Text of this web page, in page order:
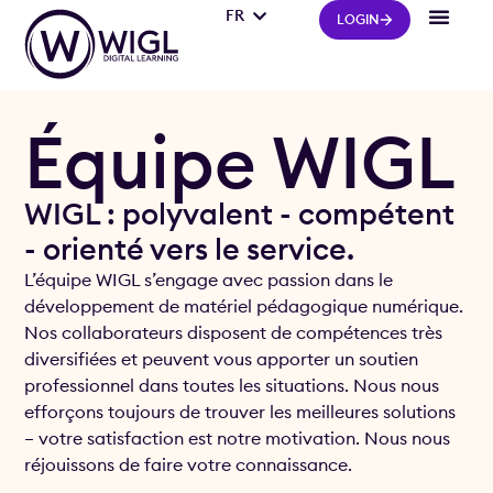
LOGIN
FR
IT
Équipe WIGL
WIGL : polyvalent - compétent
- orienté vers le service.
L’équipe WIGL s’engage avec passion dans le
développement de matériel pédagogique numérique.
Nos collaborateurs disposent de compétences très
diversifiées et peuvent vous apporter un soutien
professionnel dans toutes les situations. Nous nous
efforçons toujours de trouver les meilleures solutions
– votre satisfaction est notre motivation. Nous nous
réjouissons de faire votre connaissance.